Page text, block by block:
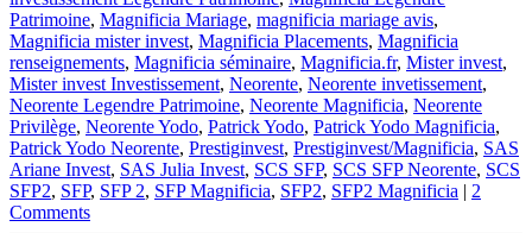
Patrimoine, Magnificia Mariage, magnificia mariage avis,
Magnificia mister invest, Magnificia Placements, Magnificia
renseignements, Magnificia séminaire, Magnificia.fr, Mister invest,
Mister invest Investissement, Neorente, Neorente invetissement,
Neorente Legendre Patrimoine, Neorente Magnificia, Neorente
Privilège, Neorente Yodo, Patrick Yodo, Patrick Yodo Magnificia,
Patrick Yodo Neorente, Prestiginvest, Prestiginvest/Magnificia, SAS
Ariane Invest, SAS Julia Invest, SCS SFP, SCS SFP Neorente, SCS
SFP2, SFP, SFP 2, SFP Magnificia, SFP2, SFP2 Magnificia | 2
Comments